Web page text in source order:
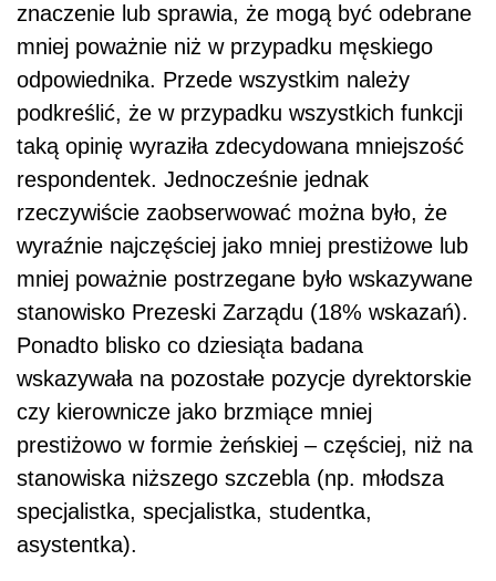
znaczenie lub sprawia, że mogą być odebrane
mniej poważnie niż w przypadku męskiego
odpowiednika. Przede wszystkim należy
podkreślić, że w przypadku wszystkich funkcji
taką opinię wyraziła zdecydowana mniejszość
respondentek. Jednocześnie jednak
rzeczywiście zaobserwować można było, że
wyraźnie najczęściej jako mniej prestiżowe lub
mniej poważnie postrzegane było wskazywane
stanowisko Prezeski Zarządu (18% wskazań).
Ponadto blisko co dziesiąta badana
wskazywała na pozostałe pozycje dyrektorskie
czy kierownicze jako brzmiące mniej
prestiżowo w formie żeńskiej – częściej, niż na
stanowiska niższego szczebla (np. młodsza
specjalistka, specjalistka, studentka,
asystentka).